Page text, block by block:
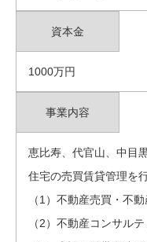
資本金
1000万円
事業内容
恵比寿、代官山、中目
住宅の売買賃貸管理を
（1）不動産売買・不
（2）不動産コンサル